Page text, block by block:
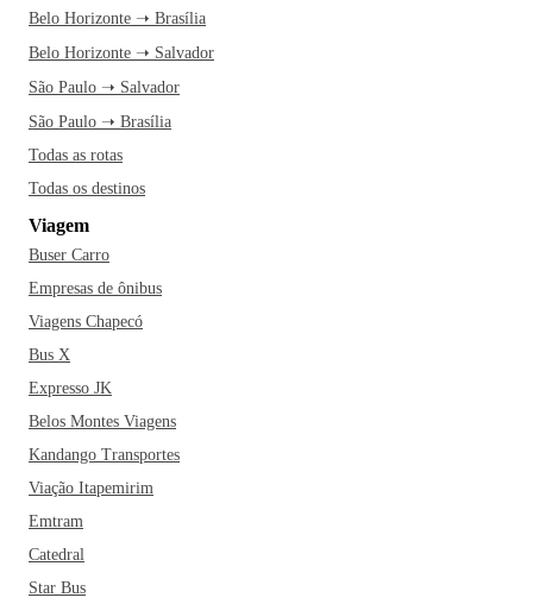
Belo Horizonte ➝ Brasília
Belo Horizonte ➝ Salvador
São Paulo ➝ Salvador
São Paulo ➝ Brasília
Todas as rotas
Todas os destinos
Viagem
Buser Carro
Empresas de ônibus
Viagens Chapecó
Bus X
Expresso JK
Belos Montes Viagens
Kandango Transportes
Viação Itapemirim
Emtram
Catedral
Star Bus